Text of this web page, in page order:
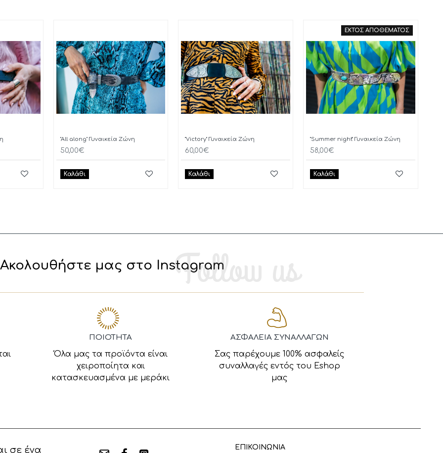
"All along" Γυναικεία Ζώνη
50,00€
Καλάθι
"Victory" Γυναικεία Ζώνη
60,00€
Καλάθι
ΕΚΤΟΣ ΑΠΟΘΕΜΑΤΟΣ
"Summer night" Γυναικεία Ζώνη
58,00€
Καλάθι
Ακολουθήστε μας στο Instagram
ΠΟΙΟΤΗΤΑ
Όλα μας τα προϊόντα είναι
χειροποίητα και
κατασκευασμένα με μεράκι
ΑΣΦΑΛΕΙΑ ΣΥΝΑΛΛΑΓΩΝ
Σας παρέχουμε 100% ασφαλείς
συναλλαγές εντός του Eshop
μας
σε ένα ΕΠΙΚΟΙΝΩΝΙΑ